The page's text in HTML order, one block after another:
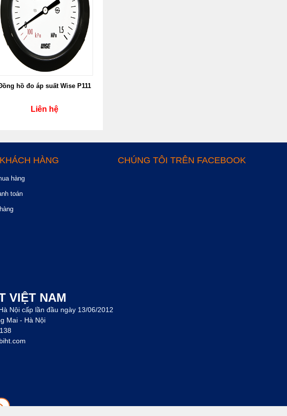
hồ đo áp suất Wise P111
Liên hệ
HÀNG
hàng
toán
CHÚNG TÔI TRÊN FACEBOOK
VIỆT NAM
Nội cấp lần đầu ngày 13/06/2012
Mai - Hà Nội